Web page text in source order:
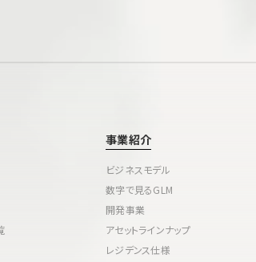
事業紹介
ビジネスモデル
数字で見るGLM
開発事業
アセットラインナップ
レジデンス仕様